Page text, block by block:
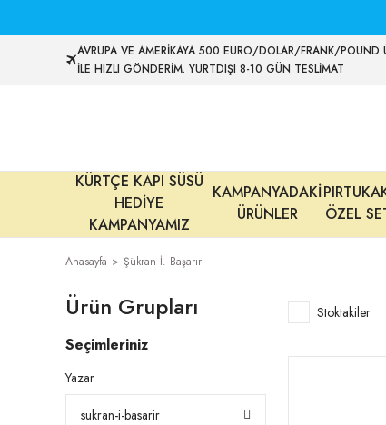
AVRUPA VE AMERİKAYA 500 EURO/DOLAR/FRANK/POUND
İLE HIZLI GÖNDERİM. YURTDIŞI 8-10 GÜN TESLİMAT
KÜRTÇE KAPI SÜSÜ
HEDİYE
KAMPANYAMIZ
KAMPANYADAKİ
ÜRÜNLER
ÖZEL
Anasayfa Şükran İ. Başarır
Ürün Grupları
Seçimleriniz
Yazar
sukran-i-basarir
Stoktakiler